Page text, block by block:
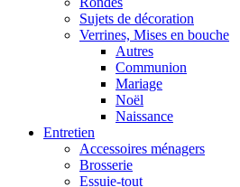
Sujets de décoration
Verrines, Mises en bouche
Autres
Communion
Mariage
Noël
Naissance
Entretien
Accessoires ménagers
Brosserie
Essuie-tout